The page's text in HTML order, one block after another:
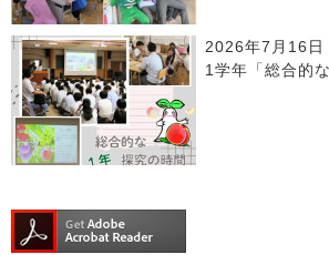
2026年7月16日
1学年「総合的